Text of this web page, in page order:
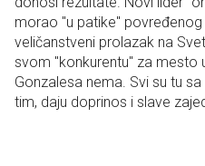
morao "u patike" povređenog
veličanstveni prolazak na
svom "konkurentu" za mesto
Gonzalesa nema. Svi su tu
tim, daju doprinos i slave